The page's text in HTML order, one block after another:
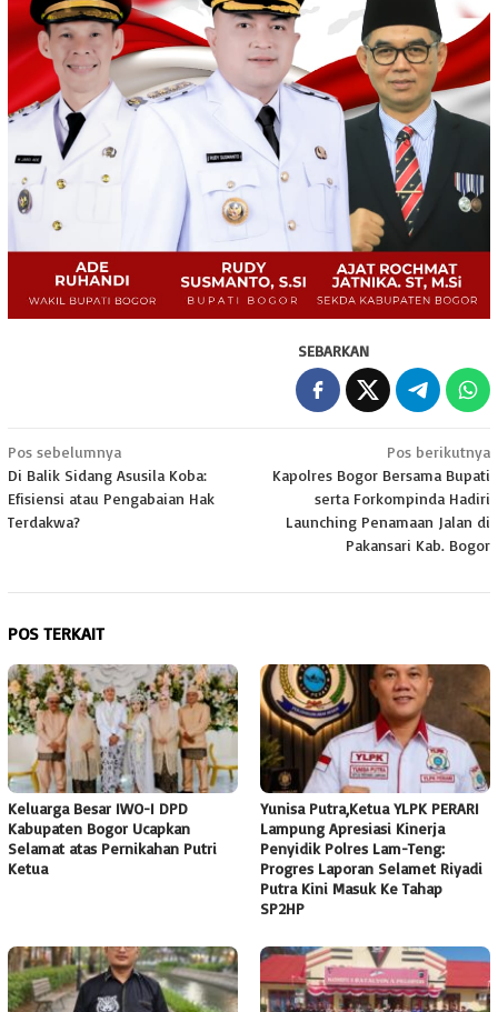
SEBARKAN
Navigasi
pos
Pos sebelumnya
Di Balik Sidang Asusila Koba:
Efisiensi atau Pengabaian Hak
Terdakwa?
Pos berikutnya
Kapolres Bogor Bersama Bupati
serta Forkompinda Hadiri
Launching Penamaan Jalan di
Pakansari Kab. Bogor
POS TERKAIT
Keluarga Besar IWO-I DPD
Kabupaten Bogor Ucapkan
Selamat atas Pernikahan Putri
Ketua
Yunisa Putra,Ketua YLPK PERARI
Lampung Apresiasi Kinerja
Penyidik Polres Lam-Teng:
Progres Laporan Selamet Riyadi
Putra Kini Masuk Ke Tahap
SP2HP